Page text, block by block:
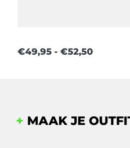
€49,95 - €52,50
+ MAAK JE